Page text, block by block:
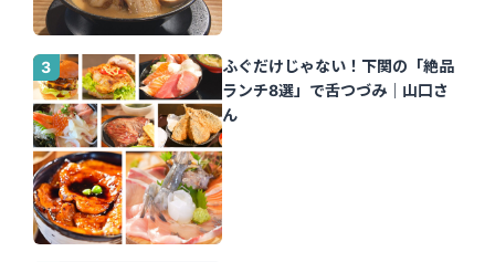
ふぐだけじゃない！下関の「絶品
ランチ8選」で舌つづみ｜山口さ
ん